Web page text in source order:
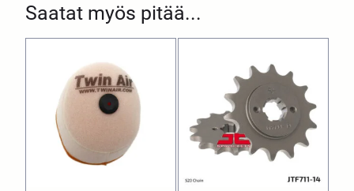
Saatat myös pitää...